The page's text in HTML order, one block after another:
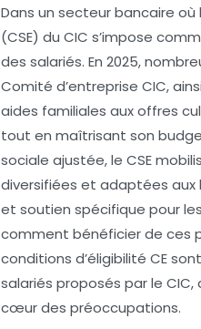
Dans un secteur bancaire
(CSE) du CIC s’impose
des salariés. En 2025,
Comité d’entreprise CIC,
aides familiales aux offres
tout en maîtrisant son
sociale ajustée, le CSE
diversifiées et adaptées aux
et soutien spécifique pour
comment bénéficier de ces
conditions d’éligibilité CE
salariés proposés par le
cœur des préoccupations.